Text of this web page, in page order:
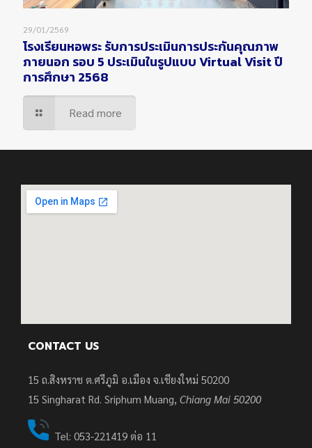
29/01/2569
โรงเรียนหอพระ รับการประเมินการประกันคุณภาพ
ภายนอก รอบ 5 ประเมินในรูปแบบ Virtual Visit ปี
การศึกษา 2568
Read more
CONTACT US
15 ถ.สิงหราช ต.ศรีภูมิ อ.เมือง จ.เชียงใหม่ 50200
15 Singharat Rd. Sriphum Muang, Chiang Mai 50200
Tel: 053-221419 ต่อ 11